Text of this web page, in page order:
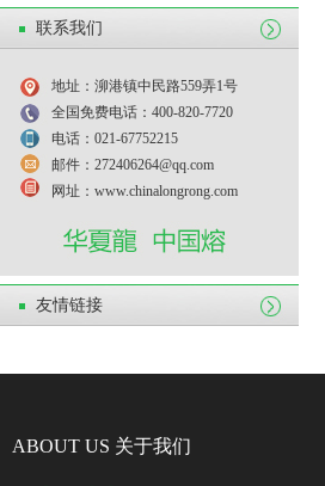
联系我们
地址：泖港镇中民路559弄1号
全国免费电话：400-820-7720
电话：021-67752215
邮件：272406264@qq.com
网址：www.chinalongrong.com
友情链接
ABOUT US 关于我们